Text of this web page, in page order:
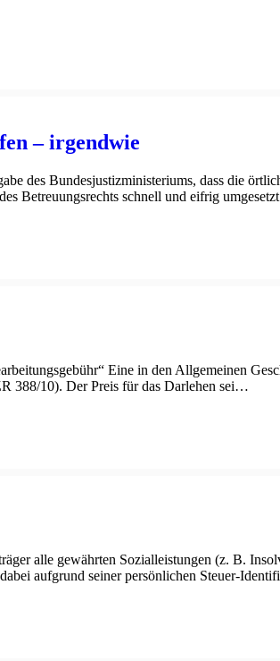
– irgendwie
des Bundesjustizministeriums, dass die
Betreuungsrechts schnell und eifrig
Eine in den Allgemeinen
388/10). Der Preis für das Darlehen sei…
alle gewährten Sozialleistungen (z. B.
aufgrund seiner persönlichen Steuer-